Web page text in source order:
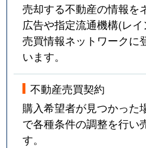
売却する不動産の情報を
広告や指定流通機構(レ
売買情報ネットワークに
います。
不動産売買契約
購入希望者が見つかった
で各種条件の調整を行い
す。